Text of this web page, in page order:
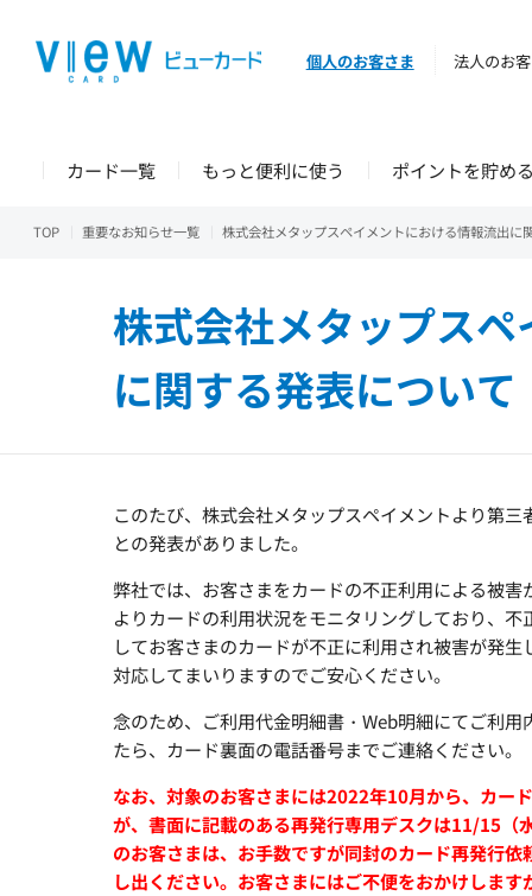
個人のお客さま 法人のお
カード一覧 もっと便利に使う ポイントを貯め
TOP 重要なお知らせ一覧 株式会社メタップスペイメントにおける情報流出に
株式会社メタップス
に関する発表につい
このたび、株式会社メタップスペイメントより第
との発表がありました。
弊社では、お客さまをカードの不正利用による被
よりカードの利用状況をモニタリングしており、
してお客さまのカードが不正に利用され被害が発
対応してまいりますのでご安心ください。
念のため、ご利用代金明細書・Web明細にてご利
たら、カード裏面の電話番号までご連絡ください。
なお、対象のお客さまには2022年10月から、カー
が、書面に記載のある再発行専用デスクは11/15（
のお客さまは、お手数ですが同封のカード再発行
し出ください。お客さまにはご不便をおかけしま